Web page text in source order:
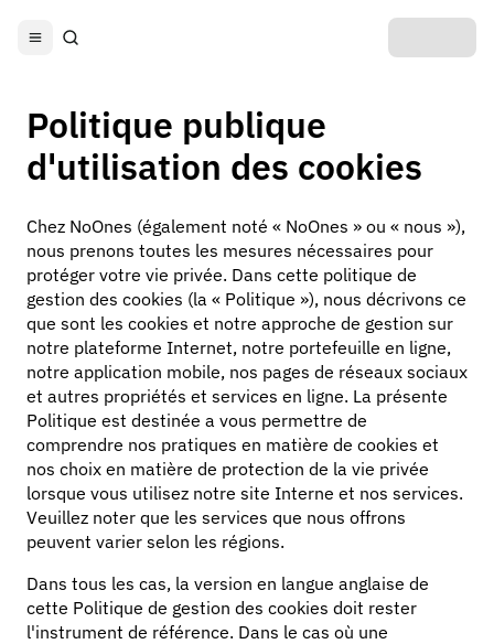
Politique publique
d'utilisation des cookies
Chez NoOnes (également noté « NoOnes » ou « nous »),
nous prenons toutes les mesures nécessaires pour
protéger votre vie privée. Dans cette politique de
gestion des cookies (la « Politique »), nous décrivons ce
que sont les cookies et notre approche de gestion sur
notre plateforme Internet, notre portefeuille en ligne,
notre application mobile, nos pages de réseaux sociaux
et autres propriétés et services en ligne. La présente
Politique est destinée a vous permettre de
comprendre nos pratiques en matière de cookies et
nos choix en matière de protection de la vie privée
lorsque vous utilisez notre site Interne et nos services.
Veuillez noter que les services que nous offrons
peuvent varier selon les régions.
Dans tous les cas, la version en langue anglaise de
cette Politique de gestion des cookies doit rester
l'instrument de référence. Dans le cas où une